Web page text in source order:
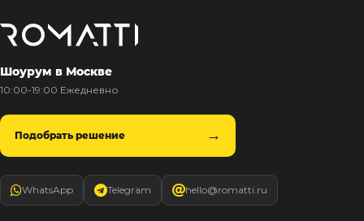
Шоурум в Москве
10:00-19:00 Ежедневно
Подобрать решение
WhatsApp Telegram hello@romatti.ru